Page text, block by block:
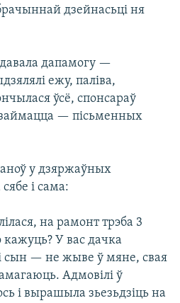
дзейнасьці ня
дапамогу —
ежу, паліва,
ўсё, спонсараў
— пісьменных
у дзяржаўных
і сама:
на рамонт трэба 3
У вас дачка
і сын — не жыве ў мяне, свая
Адмовілі ў
і вырашыла зьезьдзіць на